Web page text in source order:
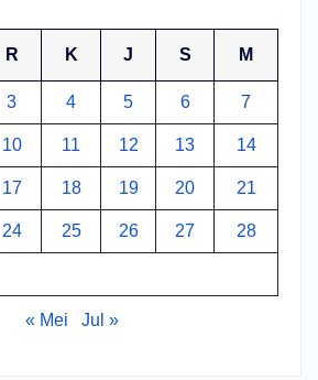
R K J S M
3 4 5 6 7
10 11 12 13 14
17 18 19 20 21
24 25 26 27 28
« Mei Jul »